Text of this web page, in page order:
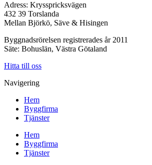
Adress: Krysspricksvägen
432 39 Torslanda
Mellan Björkö, Säve & Hisingen
Byggnadsrörelsen registrerades år 2011
Säte: Bohuslän, Västra Götaland
Hitta till oss
Navigering
Hem
Byggfirma
Tjänster
Hem
Byggfirma
Tjänster